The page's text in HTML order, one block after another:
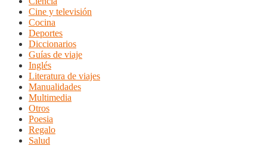
Cine y televisión
Cocina
Deportes
Diccionarios
Guías de viaje
Inglés
Literatura de viajes
Manualidades
Multimedia
Otros
Poesia
Regalo
Salud